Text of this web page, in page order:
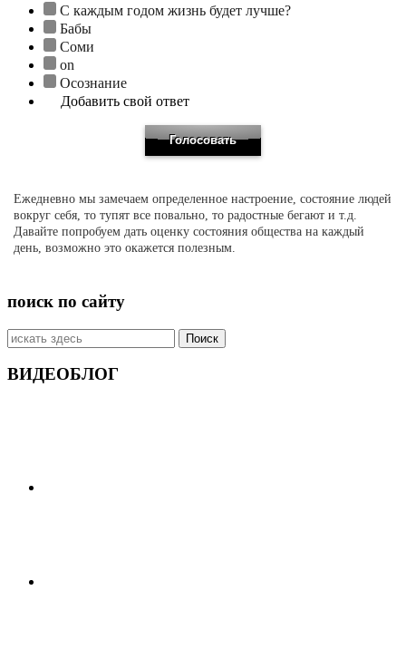
С каждым годом жизнь будет лучше?
Бабы
Соми
on
Осознание
Добавить свой ответ
Ежедневно мы замечаем определенное настроение, состояние людей
вокруг себя, то тупят все повально, то радостные бегают и т.д.
Давайте попробуем дать оценку состояния общества на каждый
день, возможно это окажется полезным.
поиск по сайту
Искать:
ВИДЕОБЛОГ